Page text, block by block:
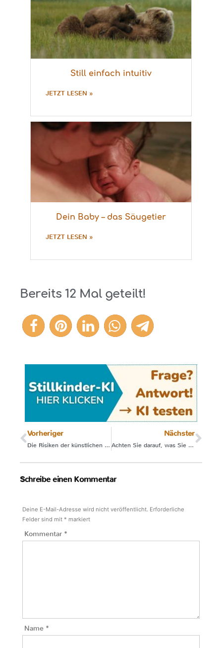
Still einfach intuitiv
JETZT LESEN »
Dein Baby – das Säugetier
JETZT LESEN »
Bereits 12 Mal geteilt!
12
Vorheriger
Die Risiken der künstlichen Säuglingsnahrung – neu betrachtet
Nächster
Achten Sie darauf, was Sie sagen!
Schreibe einen Kommentar
Deine E-Mail-Adresse wird nicht veröffentlicht. Erforderliche
Felder sind mit * markiert
Kommentar *
Name *